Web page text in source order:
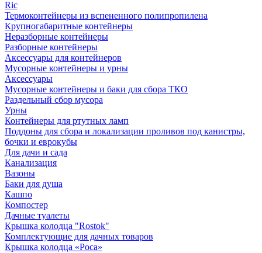
Ric
Термоконтейнеры из вспененного полипропилена
Крупногабаритные контейнеры
Неразборные контейнеры
Разборные контейнеры
Аксессуары для контейнеров
Мусорные контейнеры и урны
Аксессуары
Мусорные контейнеры и баки для сбора ТКО
Раздельный сбор мусора
Урны
Контейнеры для ртутных ламп
Поддоны для сбора и локализации проливов под канистры,
бочки и еврокубы
Для дачи и сада
Канализация
Вазоны
Баки для душа
Кашпо
Компостер
Дачные туалеты
Крышка колодца "Rostok"
Комплектующие для дачных товаров
Крышка колодца «Роса»